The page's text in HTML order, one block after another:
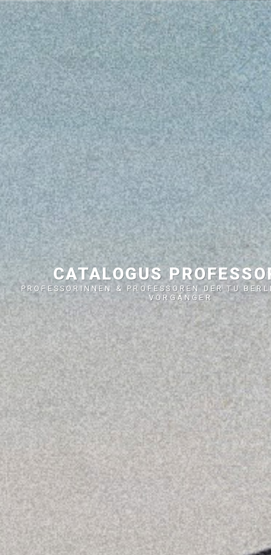
CATALOGUS
PROFESSORINNEN & PROFESSOREN DER TU
VORGÄNGER